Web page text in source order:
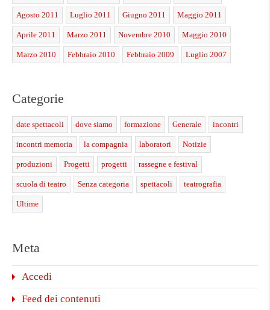
Agosto 2011 Luglio 2011 Giugno 2011 Maggio 2011
Aprile 2011 Marzo 2011 Novembre 2010 Maggio 2010
Marzo 2010 Febbraio 2010 Febbraio 2009 Luglio 2007
Categorie
date spettacoli dove siamo formazione Generale incontri
incontri memoria la compagnia laboratori Notizie
produzioni Progetti progetti rassegne e festival
scuola di teatro Senza categoria spettacoli teatrografia
Ultime
Meta
Accedi
Feed dei contenuti